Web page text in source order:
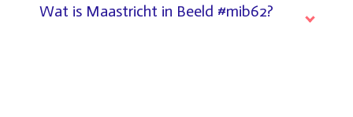
Wat is Maastricht in Beeld #mib62?